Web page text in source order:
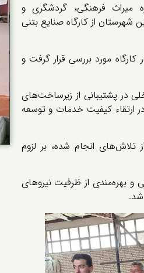
میراث فرهنگی، گردشگری و
از کارگاه صنایع بتنی
مورد بررسی قرار گرفت و
در پشتیبانی از زیرساخت‌های
ارتقاء کیفیت خدمات و توسعه
تلاش‌های انجام شده، بر لزوم
و بهره‌مندی از ظرفیت نیروهای